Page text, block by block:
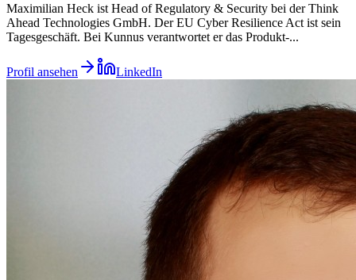
Maximilian Heck ist Head of Regulatory & Security bei der Think
Ahead Technologies GmbH. Der EU Cyber Resilience Act ist sein
Tagesgeschäft. Bei Kunnus verantwortet er das Produkt-...
Profil ansehen LinkedIn